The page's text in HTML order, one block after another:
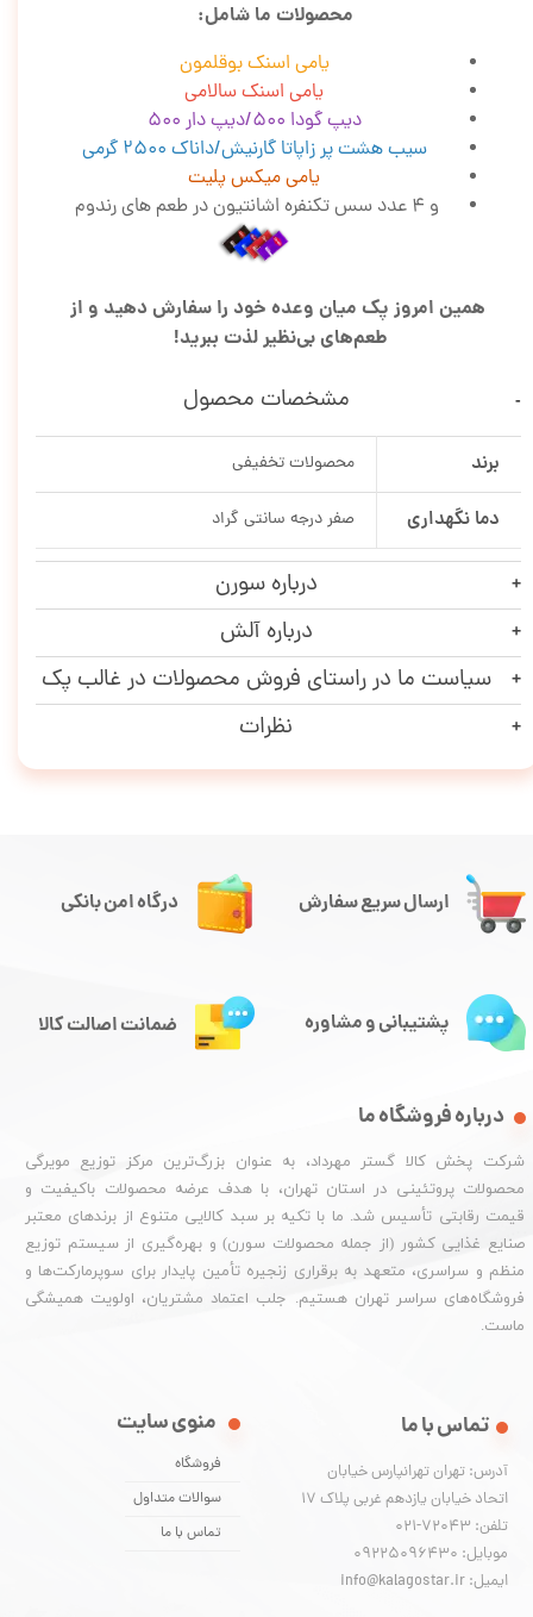
محصولات ما شامل:
یامی اسنک بوقلمون
یامی اسنک سالامی
دیپ گودا 500/دیپ دار 500
سیب هشت پر زاپاتا گارنیش/داناک 2500 گرمی
یامی میکس پلیت
و 4 عدد سس تکنفره اشانتیون در طعم های رندوم
همین امروز پک میان وعده خود را سفارش دهید و از
طعم‌های بی‌نظیر لذت ببرید!
مشخصات محصول
برند محصولات تخفیفی
دما نگهداری صفر درجه سانتی گراد
درباره سورن
درباره آلش
سیاست ما در راستای فروش محصولات در غالب پک
نظرات
ارسال سریع سفارش
درباره فروشگاه ما
شرکت پخش کالا گستر مهرداد، به عنوان بزرگ‌ترین مرکز توزیع مویرگی
محصولات پروتئینی در استان تهران، با هدف عرضه محصولات باکیفیت و
قیمت رقابتی تأسیس شد. ما با تکیه بر سبد کالایی متنوع از برندهای معتبر
صنایع غذایی کشور (از جمله محصولات سورن) و بهره‌گیری از سیستم توزیع
منظم و سراسری، متعهد به برقراری زنجیره تأمین پایدار برای سوپرمارکت‌ها و
فروشگاه‌های سراسر تهران هستیم. جلب اعتماد مشتریان، اولویت همیشگی
ماست.
منوی سایت
فروشگاه
سوالات متداول
تماس با ما
تماس با ما
آدرس: تهران تهرانپارس خیابان
اتحاد خیابان یازدهم غربی پلاک ۱۷
تلفن: 72043-021
موبایل: 09225096430
ایمیل: info@kalagostar.ir
درگاه امن بانکی
پشتیبانی و مشاوره ضمانت اصالت کالا